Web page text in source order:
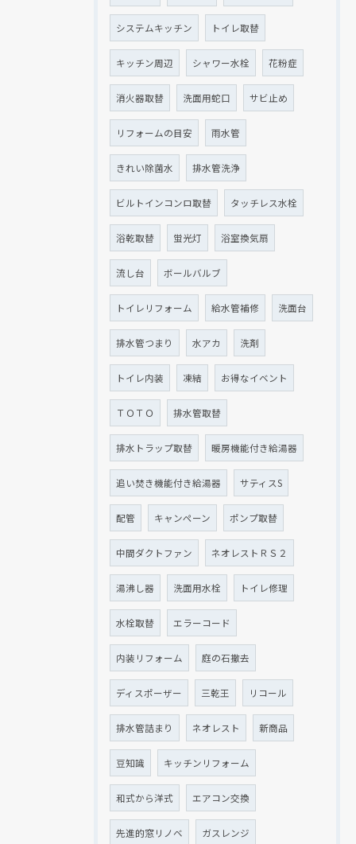
システムキッチン トイレ取替
キッチン周辺 シャワー水栓 花粉症
消火器取替 洗面用蛇口 サビ止め
リフォームの目安 雨水管
きれい除菌水 排水管洗浄
ビルトインコンロ取替 タッチレス水栓
浴乾取替 蛍光灯 浴室換気扇
流し台 ボールバルブ
トイレリフォーム 給水管補修 洗面台
排水管つまり 水アカ 洗剤
トイレ内装 凍結 お得なイベント
ＴＯＴＯ 排水管取替
排水トラップ取替 暖房機能付き給湯器
追い焚き機能付き給湯器 サティスS
配管 キャンペーン ポンプ取替
中間ダクトファン ネオレストＲＳ２
湯沸し器 洗面用水栓 トイレ修理
水栓取替 エラーコード
内装リフォーム 庭の石撤去
ディスポーザー 三乾王 リコール
排水管詰まり ネオレスト 新商品
豆知識 キッチンリフォーム
和式から洋式 エアコン交換
先進的窓リノベ ガスレンジ